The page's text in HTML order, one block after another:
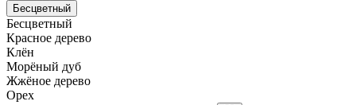
Бесцветный
Бесцветный
Красное дерево
Клён
Морёный дуб
Жжёное дерево
Орех